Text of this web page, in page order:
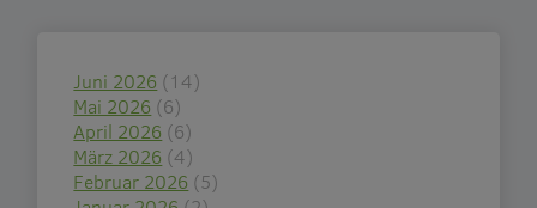
Juni 2026 (14)
Mai 2026 (6)
April 2026 (6)
März 2026 (4)
Februar 2026 (5)